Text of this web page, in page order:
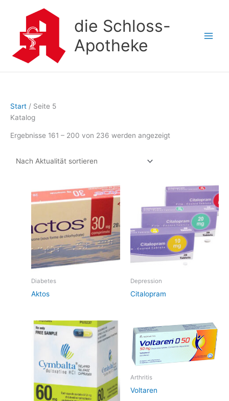
die Schloss-
Apotheke
Start / Seite 5
Katalog
Ergebnisse 161 – 200 von 236 werden angezeigt
Diabetes
Aktos
Depression
Citalopram
Arthritis
Voltaren